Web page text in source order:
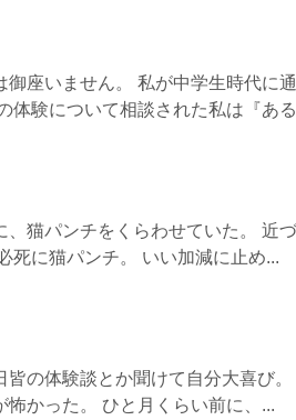
座いません。 私が中学生時代に
体験について相談された私は『あ
猫パンチをくらわせていた。 近
死に猫パンチ。 いい加減に止め...
の体験談とか聞けて自分大喜び。
かった。 ひと月くらい前に、...